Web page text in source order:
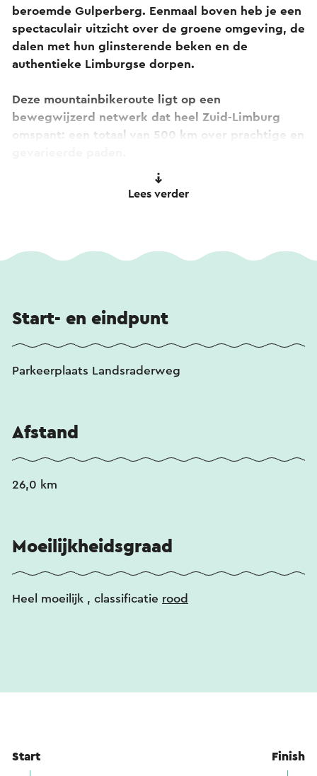
beroemde Gulperberg. Eenmaal boven heb je een
spectaculair uitzicht over de groene omgeving, de
dalen met hun glinsterende beken en de
authentieke Limburgse dorpen.
Deze mountainbikeroute ligt op een
bewegwijzerd netwerk dat heel Zuid-Limburg
omspant: een totaal van 500 km over prachtige en
In verband met wegwerkzaamheden is deze route
Deze route begin je bij zwemparadijs Mosaqua of
om je avontuur in stijl af te sluiten, moet je in het
centrum van Gulpen zijn, bijvoorbeeld bij herberg
De Zwarte Ruiter.
Lees verder
Start- en eindpunt
Parkeerplaats Landsraderweg
Afstand
26,0 km
Moeilijkheidsgraad
Heel moeilijk , classificatie rood
Start Finish